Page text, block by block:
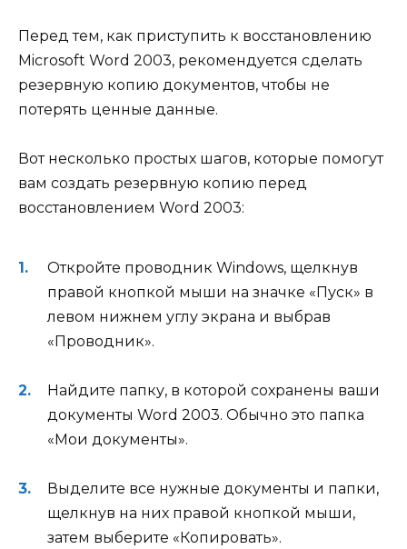
Перед тем, как приступить к восстановлению
Microsoft Word 2003, рекомендуется сделать
резервную копию документов, чтобы не
потерять ценные данные.
Вот несколько простых шагов, которые помогут
вам создать резервную копию перед
восстановлением Word 2003:
Откройте проводник Windows, щелкнув
правой кнопкой мыши на значке «Пуск» в
левом нижнем углу экрана и выбрав
«Проводник».
Найдите папку, в которой сохранены ваши
документы Word 2003. Обычно это папка
«Мои документы».
Выделите все нужные документы и папки,
щелкнув на них правой кнопкой мыши,
затем выберите «Копировать».